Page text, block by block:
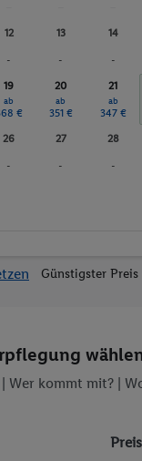
12
-
13
-
14
-
19
ab
€
20
ab
351 €
21
ab
347 €
26
-
27
-
28
-
Günstigster Preis
Wer kommt mit? |